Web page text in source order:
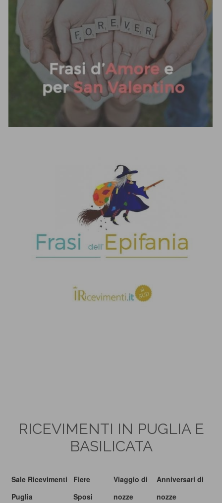
RICEVIMENTI IN PUGLIA E
BASILICATA
Sale Ricevimenti
Puglia
Fiere
Sposi
Viaggio di
nozze
Anniversari di
nozze